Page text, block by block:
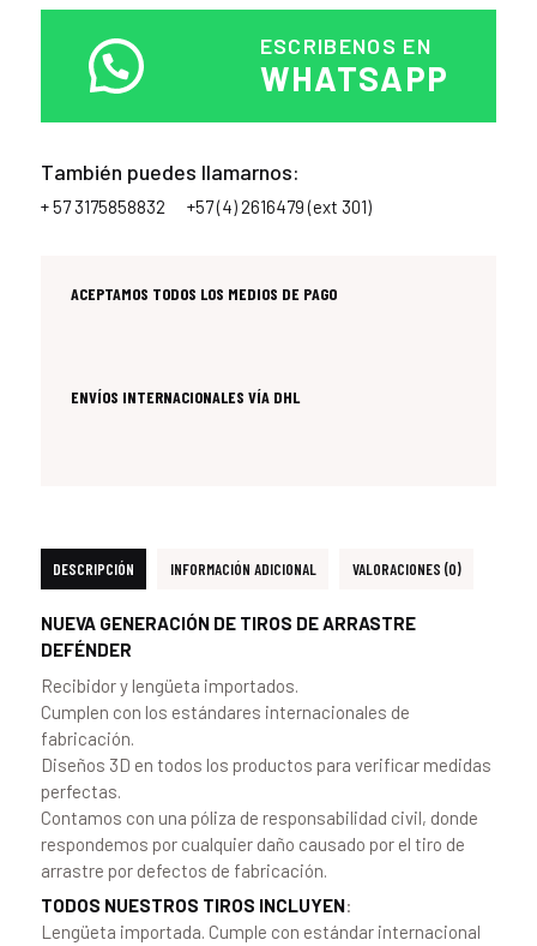
ESCRIBENOS EN
WHATSAPP
También puedes llamarnos:
+ 57 3175858832 +57 (4) 2616479 (ext 301)
ACEPTAMOS TODOS LOS MEDIOS DE PAGO
ENVÍOS INTERNACIONALES VÍA DHL
DESCRIPCIÓN INFORMACIÓN ADICIONAL VALORACIONES (0)
NUEVA GENERACIÓN DE TIROS DE ARRASTRE
DEFÉNDER
Recibidor y lengüeta importados.
Cumplen con los estándares internacionales de
fabricación.
Diseños 3D en todos los productos para verificar medidas
perfectas.
Contamos con una póliza de responsabilidad civil, donde
respondemos por cualquier daño causado por el tiro de
arrastre por defectos de fabricación.
TODOS NUESTROS TIROS INCLUYEN:
Lengüeta importada. Cumple con estándar internacional